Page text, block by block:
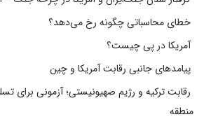
خطای محاسباتی چگونه رخ می‌دهد؟
آمریکا در پی چیست؟
پیامدهای جانبی رقابت آمریکا و چین
رقابت ترکیه و رژیم صهیونیستی؛ آزمونی برای
منطقه